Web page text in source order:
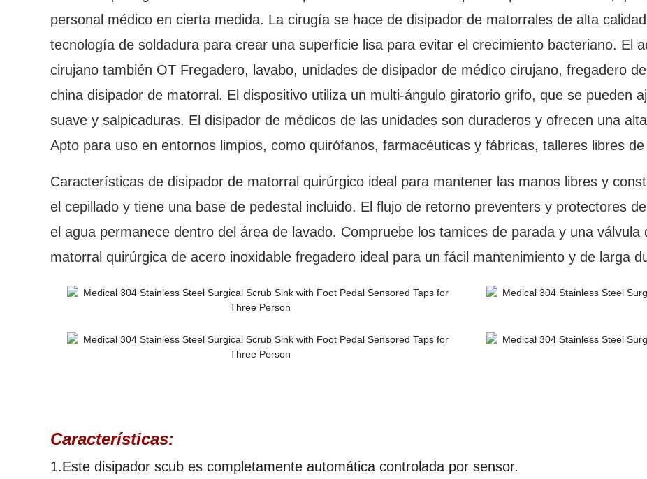
personal médico en cierta medida. La cirugía se hace de disipador de matorrales de alta
tecnología de soldadura para crear una superficie lisa para evitar el crecimiento bacteriano. El
cirujano también OT Fregadero, lavabo, unidades de disipador de médico cirujano, fregadero
china disipador de matorral. El dispositivo utiliza un multi-ángulo giratorio grifo, que se pueden
suave y salpicaduras. El disipador de médicos de las unidades son duraderos y ofrecen una
Apto para uso en entornos limpios, como quirófanos, farmacéuticas y fábricas, talleres libres de
Características de disipador de matorral quirúrgico ideal para mantener las manos libres y
el cepillado y tiene una base de pedestal incluido. El flujo de retorno preventers y protectores
el agua permanece dentro del área de lavado. Compruebe los tamices de parada y una
matorral quirúrgica de acero inoxidable fregadero ideal para un fácil mantenimiento y de larga
Características:
1.Este disipador scub es completamente automática controlada por sensor.